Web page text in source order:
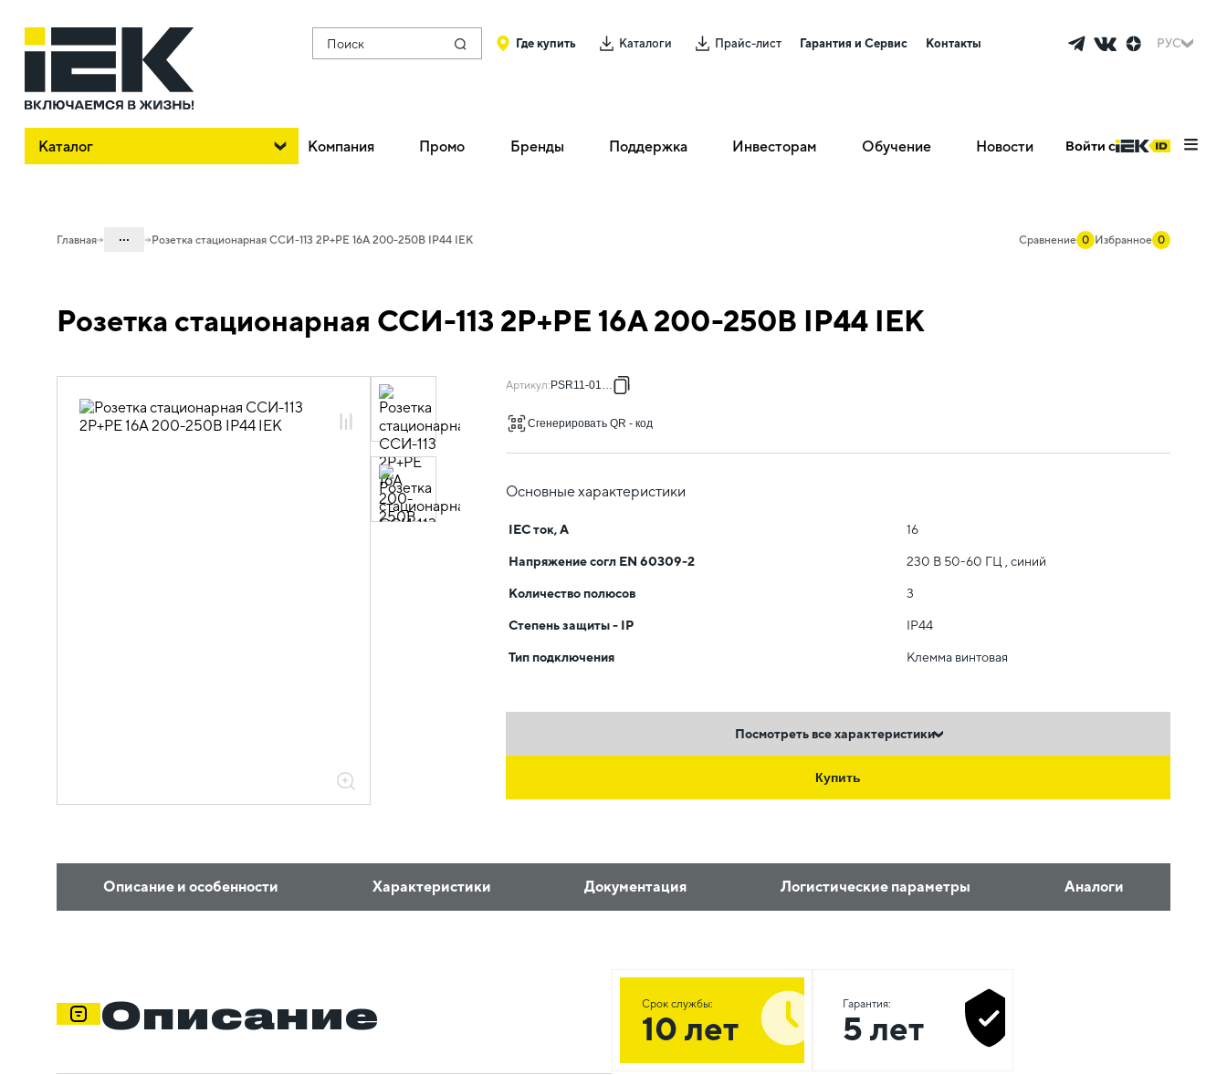
Поиск Где купить Каталоги Прайс-лист Гарантия и Сервис Контакты РУС
Каталог Компания Промо Бренды Поддержка Инвесторам Обучение Новости Войти с
Главная ...
удлинители и силовые разъемы
СЕРИИ
06.05.03.03 Розетки стационарные
Розетка стационарная ССИ-113 2P+PE 16А 200-250В IP44 IEK Сравнение 0 Избранное 0
Розетка стационарная ССИ-113 2P+PE 16А 200-250В IP44 IEK
Артикул: PSR11-016-3
Сгенерировать QR - код
Основные характеристики
IEC ток, А 16
Напряжение согл EN 60309-2 230 В 50-60 ГЦ , синий
Количество полюсов 3
Степень защиты - IP IP44
Тип подключения Клемма винтовая
Посмотреть все характеристики
Купить
Описание и особенности Характеристики Документация Логистические параметры Аналоги
Описание Срок службы:
10 лет
Гарантия:
5 лет